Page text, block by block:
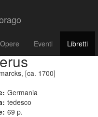
Opere Eventi Libretti
[ca. 1700]
Germania
tedesco
69 p.